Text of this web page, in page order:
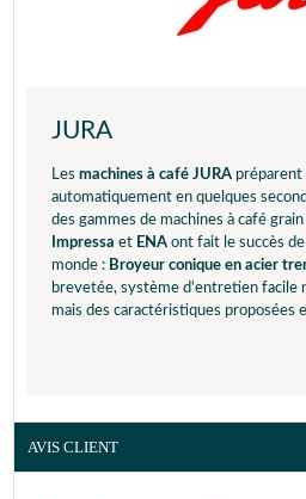
JURA
Les machines à café JURA préparent
automatiquement en quelques
des gammes de machines à café grain
Impressa et ENA ont fait le succès
monde : Broyeur conique en acier
brevetée, système d'entretien facile
mais des caractéristiques proposées
AVIS CLIENT